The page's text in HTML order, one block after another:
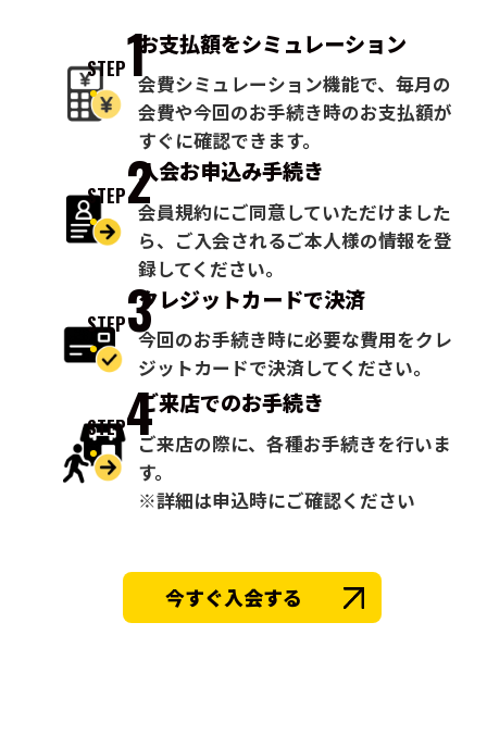
STEP1お支払額をシミュレーション
会費シミュレーション機能で、毎月の
会費や今回のお手続き時のお支払額が
すぐに確認できます。
STEP2入会お申込み手続き
会員規約にご同意していただけました
ら、ご入会されるご本人様の情報を登
録してください。
STEP3クレジットカードで決済
今回のお手続き時に必要な費用をクレ
ジットカードで決済してください。
STEP4ご来店でのお手続き
ご来店の際に、各種お手続きを行いま
す。
※詳細は申込時にご確認ください
今すぐ入会する